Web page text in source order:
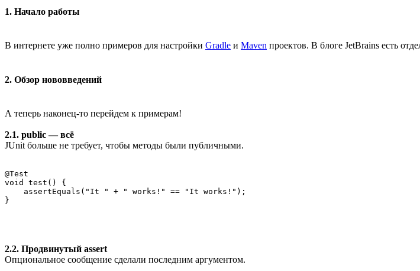
1. Начало работы
В интернете уже полно примеров для настройки Gradle и Maven проектов. В блоге JetBrains есть
2. Обзор нововведений
А теперь наконец-то перейдем к примерам!
2.1. public — всё
JUnit больше не требует, чтобы методы были публичными.
@Test
void test() {
    assertEquals("It " + " works!" == "It works!");
2.2. Продвинутый assert
Опциональное сообщение сделали последним аргументом.